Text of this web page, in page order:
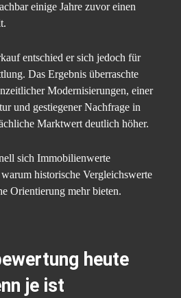
einige Jahre zuvor einen
entschied er sich jedoch für
Das Ergebnis überraschte
Modernisierungen, einer
und gestiegener Nachfrage in
Marktwert deutlich höher.
sich Immobilienwerte
historische Vergleichswerte
Orientierung mehr bieten.
heute
je ist